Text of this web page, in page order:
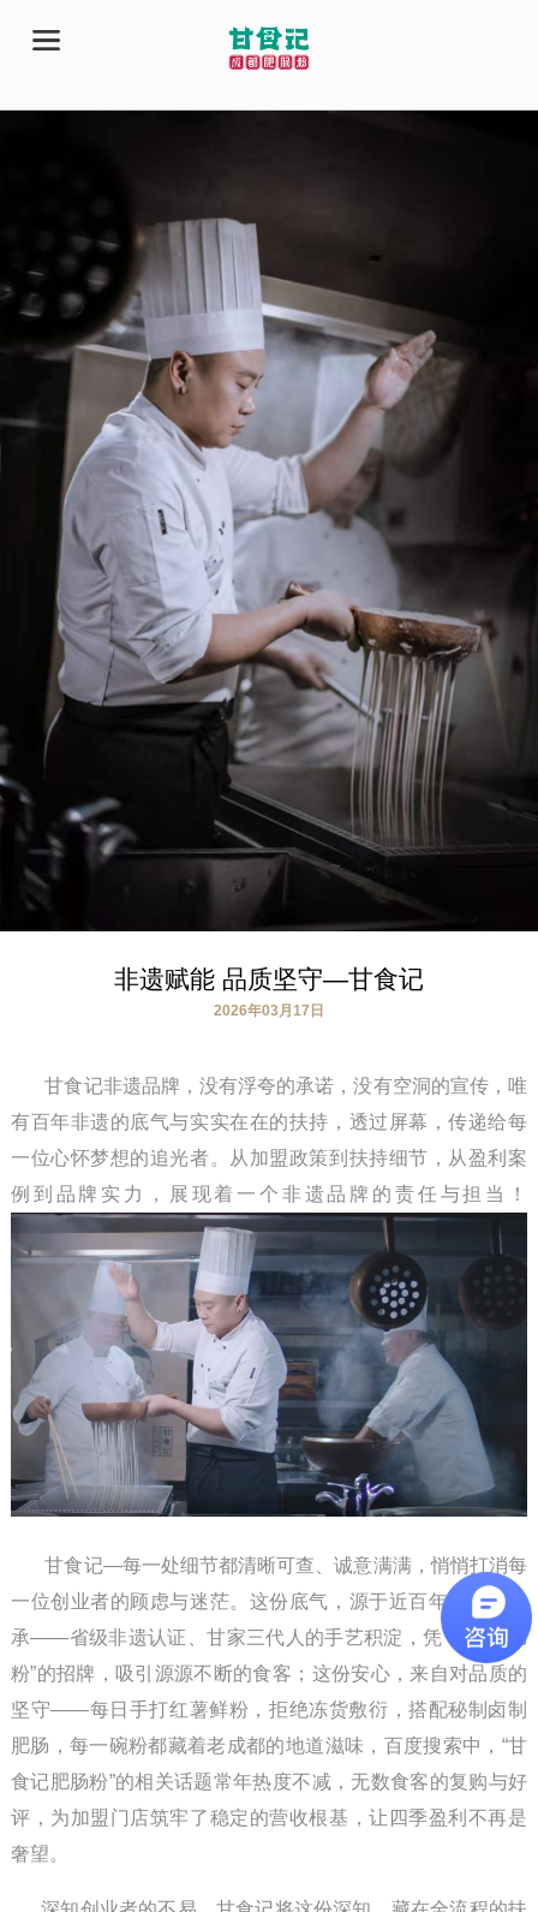
非遗赋能 品质坚守—甘食记
2026年03月17日
甘食记非遗品牌，没有浮夸的承诺，没有空洞的宣传，唯
有百年非遗的底气与实实在在的扶持，透过屏幕，传递给每
一位心怀梦想的追光者。从加盟政策到扶持细节，从盈利案
例到品牌实力，展现着一个非遗品牌的责任与担当！
甘食记—每一处细节都清晰可查、诚意满满，悄悄打消每
一位创业者的顾虑与迷茫。这份底气，源于近百年的非遗传
承——省级非遗认证、甘家三代人的手艺积淀，凭“非遗肥肠
粉”的招牌，吸引源源不断的食客；这份安心，来自对品质的
坚守——每日手打红薯鲜粉，拒绝冻货敷衍，搭配秘制卤制
肥肠，每一碗粉都藏着老成都的地道滋味，百度搜索中，“甘
食记肥肠粉”的相关话题常年热度不减，无数食客的复购与好
评，为加盟门店筑牢了稳定的营收根基，让四季盈利不再是
奢望。